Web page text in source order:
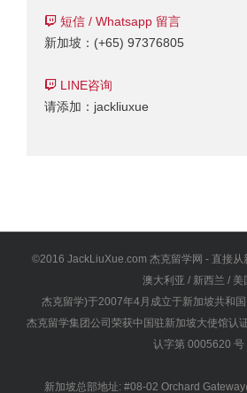
短信 / Whatsapp 留言
新加坡：(+65) 97376805
LINE咨询
请添加：jackliuxue
©2016 JackLiuXue.com 杰克留学网 - 直接从
澳大利亚 / 新西兰 / 美
杰克留学)于2007年4月成立于新加坡共和
杰克留学集团公司荣获中国驻新加坡大使馆认
认字第 0005620 号
新加坡总部地址: #08-02 Orchard